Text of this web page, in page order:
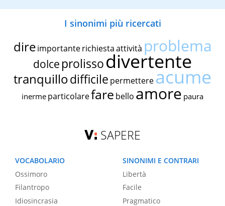
I sinonimi più ricercati
dire importante richiestaattività problema
dolce prolissodivertente
tranquillodifficile permettereacume
inerme particolarefare bello amore paura
SAPERE
VOCABOLARIO
Ossimoro
Filantropo
Idiosincrasia
SINONIMI E CONTRARI
Libertà
Facile
Pragmatico